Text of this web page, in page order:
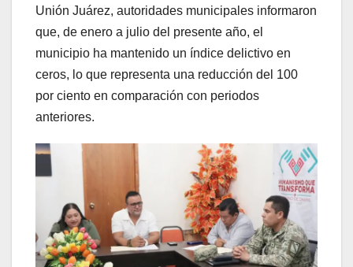
Unión Juárez, autoridades municipales informaron
que, de enero a julio del presente año, el
municipio ha mantenido un índice delictivo en
ceros, lo que representa una reducción del 100
por ciento en comparación con periodos
anteriores.